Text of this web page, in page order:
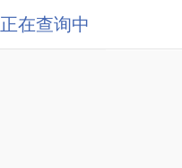
正在查询中